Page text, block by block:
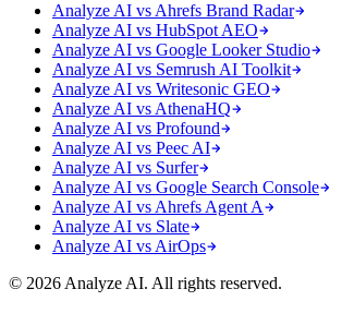
Analyze AI vs Ahrefs Brand Radar
Analyze AI vs HubSpot AEO
Analyze AI vs Google Looker Studio
Analyze AI vs Semrush AI Toolkit
Analyze AI vs Writesonic GEO
Analyze AI vs AthenaHQ
Analyze AI vs Profound
Analyze AI vs Peec AI
Analyze AI vs Surfer
Analyze AI vs Google Search Console
Analyze AI vs Ahrefs Agent A
Analyze AI vs Slate
Analyze AI vs AirOps
© 2026 Analyze AI. All rights reserved.